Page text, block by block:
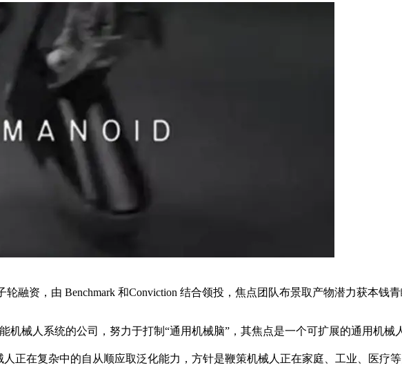
资，由 Benchmark 和Conviction 结合领投，焦点团队布景取产物潜力获本钱青
人系统的公司，努力于打制“通用机械脑”，其焦点是一个可扩展的通用机械
正在复杂中的自从顺应取泛化能力，方针是鞭策机械人正在家庭、工业、医疗